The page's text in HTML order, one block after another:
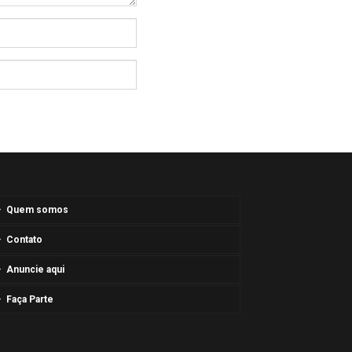
Quem somos
Contato
Anuncie aqui
Faça Parte